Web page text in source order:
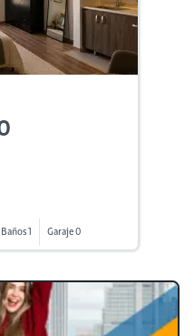
Baños 1 Garaje 0